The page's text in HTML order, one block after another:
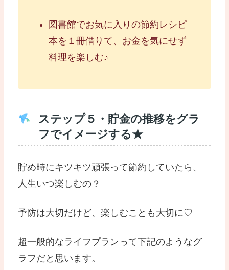
図書館でお気に入りの節約レシピ
本を１冊借りて、お金を気にせず
料理を楽しむ♪
ステップ５・貯金の推移をグラ
フでイメージする★
貯め時にキツキツ頑張って節約していたら、
人生いつ楽しむの？
予防は大切だけど、楽しむことも大切に♡
超一般的なライフプランって下記のようなグ
ラフだと思います。